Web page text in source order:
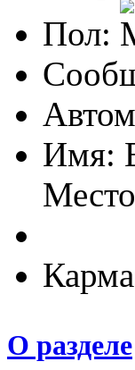
Пол:
Имя:
О разделе